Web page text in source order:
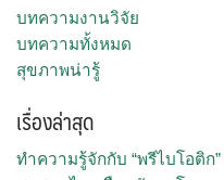
บทความงานวิจัย
บทความทั้งหมด
สุขภาพน่ารู้
เรื่องล่าสุด
ทำความรู้จักกับ “พรีไบโอติก”